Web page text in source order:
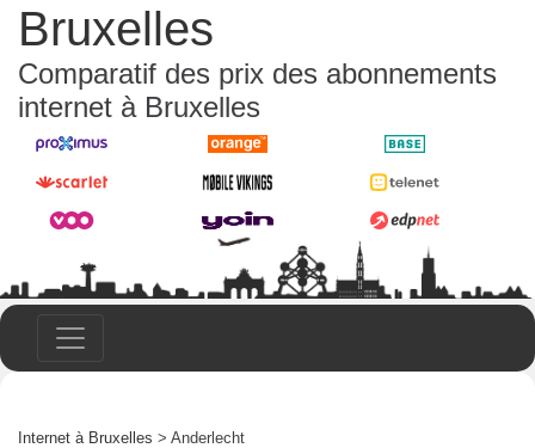
Bruxelles
Comparatif des prix des abonnements
internet à Bruxelles
Internet à Bruxelles > Anderlecht